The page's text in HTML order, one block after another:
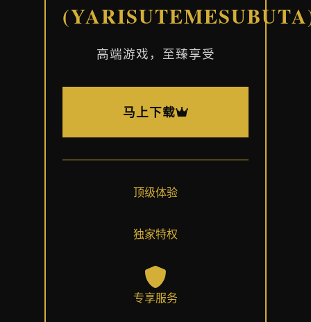
高端游戏，至臻享受
马上下载
顶级体验
独家特权
专享服务